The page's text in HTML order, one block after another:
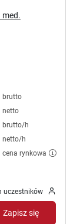
med.
brutto
netto
brutto/h
netto/h
cena rynkowa
uczestników
Zapisz się